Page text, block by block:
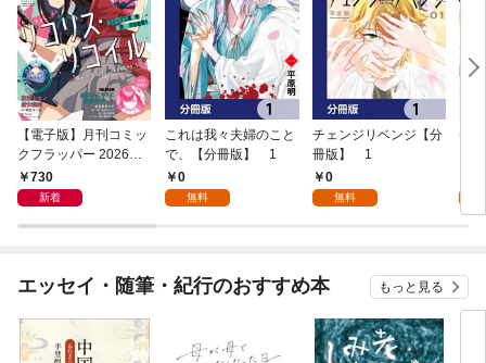
【電子版】月刊コミッ
クフラッパー 2026年9
月号730
新着
これは我々夫婦のこと
で、【分冊版】 1
0
無料
チェンジリベンジ【分
冊版】 1
0
無料
チ
エッセイ・随筆・紀行のおすすめ本 もっと見る